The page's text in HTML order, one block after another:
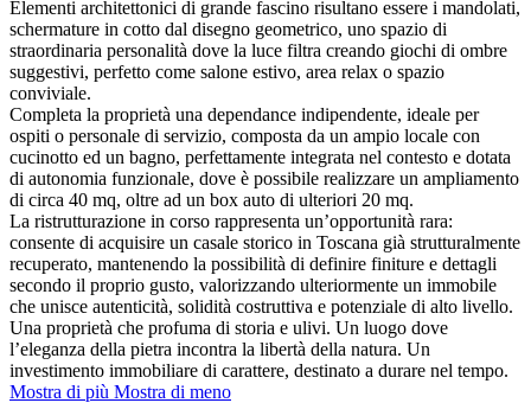
Elementi architettonici di grande fascino risultano essere i mandolati,
schermature in cotto dal disegno geometrico, uno spazio di
straordinaria personalità dove la luce filtra creando giochi di ombre
suggestivi, perfetto come salone estivo, area relax o spazio
conviviale.
Completa la proprietà una dependance indipendente, ideale per
ospiti o personale di servizio, composta da un ampio locale con
cucinotto ed un bagno, perfettamente integrata nel contesto e dotata
di autonomia funzionale, dove è possibile realizzare un ampliamento
di circa 40 mq, oltre ad un box auto di ulteriori 20 mq.
La ristrutturazione in corso rappresenta un’opportunità rara:
consente di acquisire un casale storico in Toscana già strutturalmente
recuperato, mantenendo la possibilità di definire finiture e dettagli
secondo il proprio gusto, valorizzando ulteriormente un immobile
che unisce autenticità, solidità costruttiva e potenziale di alto livello.
Una proprietà che profuma di storia e ulivi. Un luogo dove
l’eleganza della pietra incontra la libertà della natura. Un
investimento immobiliare di carattere, destinato a durare nel tempo.
Mostra di più Mostra di meno